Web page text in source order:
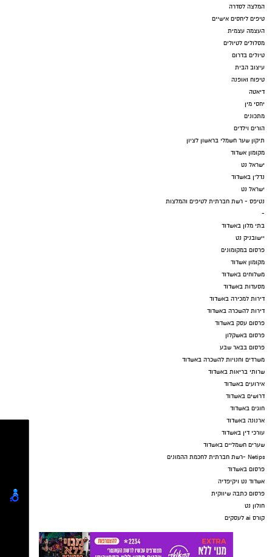
המלצה לסדרה
טיפים ליחסים אישיים
העצמה עצמית
מסלולים לטיולים
טיולים בדרום
עיצוב הבית
טיפוח ואופנה
דיאטה
יחסי מין
מתכונים
הורים וילדים
תיקון שער חשמלי בראשון לציון
מקומון אשדוד
ישראל נט
נדל"ן באשדוד
ישראל נט
נטיפס - רשת חברתית לטיפים והמלצות
-
בתי מלון באשדוד
יישובניק נט
פרסום במקומונים
מקומון אשדוד
משלוחים באשדוד
מסעדות באשדוד
דירות למכירה באשדוד
דירות להשכרה באשדוד
פרסום עסק באשדוד
פרסום באשקלון
פרסום בבאר שבע
משרדים וחנויות להשכרה באשדוד
שרותי בריאות באשדוד
אירועים באשדוד
דרושים באשדוד
חוגים באשדוד
ארנונה באשדוד
עורכי דין באשדוד
שערים חשמליים באשדוד
Netips -רשת חברתית לחכמת ההמונים
פרסום באשדוד
אשדוד נט ויקיפדיה
פרסום כתבה שיווקית
חולון נט
קורס ai לעסקים